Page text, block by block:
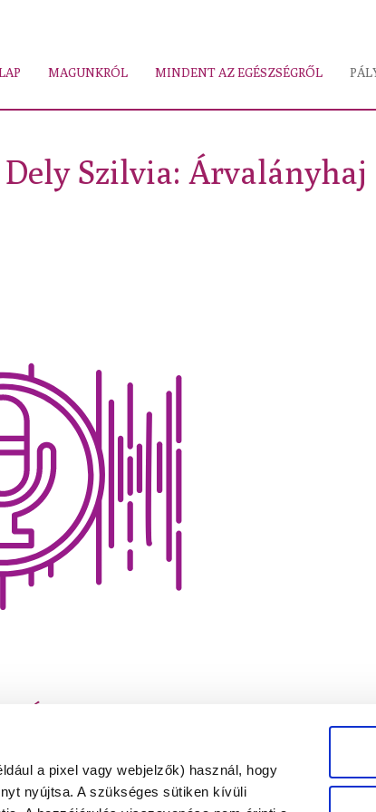
a pixel vagy webjelzők) használ, hogy
nyújtsa. A szükséges sütiken kívüli
MAGUNKRÓL MINDENT AZ EGÉSZSÉGRŐL
Szilvia: Árvalányhaj